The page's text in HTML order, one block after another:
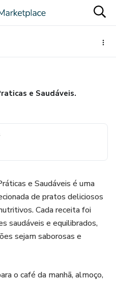
Receitas Praticas e Saudáveis.
e Saudáveis é uma
de pratos deliciosos
Cada receita foi
saudáveis e equilibrados,
sejam saborosas e
o café da manhã, almoço,